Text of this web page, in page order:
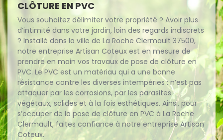
CLÔTURE EN PVC
Vous souhaitez délimiter votre propriété ? Avoir plus
d’intimité dans votre jardin, loin des regards indiscrets
? Installé dans la ville de La Roche Clermault 37500,
notre entreprise Artisan Coteux est en mesure de
prendre en main vos travaux de pose de clôture en
PVC. Le PVC est un matériau qui a une bonne
résistance contre les diverses intempéries : n’est pas
attaquer par les corrosions, par les parasites
végétaux, solides et à la fois esthétiques. Ainsi, pour
s’occuper de la pose de clôture en PVC à La Roche
Clermault, faites confiance à notre entreprise Artisan
Coteux.